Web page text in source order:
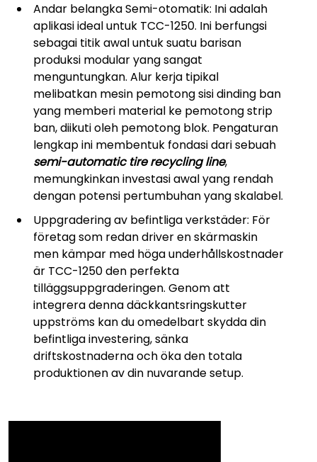
Andar belangka Semi-otomatik: Ini adalah
aplikasi ideal untuk TCC-1250. Ini berfungsi
sebagai titik awal untuk suatu barisan
produksi modular yang sangat
menguntungkan. Alur kerja tipikal
melibatkan mesin pemotong sisi dinding ban
yang memberi material ke pemotong strip
ban, diikuti oleh pemotong blok. Pengaturan
lengkap ini membentuk fondasi dari sebuah
semi-automatic tire recycling line,
memungkinkan investasi awal yang rendah
dengan potensi pertumbuhan yang skalabel.
Uppgradering av befintliga verkstäder: För
företag som redan driver en skärmaskin
men kämpar med höga underhållskostnader
är TCC-1250 den perfekta
tilläggsuppgraderingen. Genom att
integrera denna däckkantsringskutter
uppströms kan du omedelbart skydda din
befintliga investering, sänka
driftskostnaderna och öka den totala
produktionen av din nuvarande setup.